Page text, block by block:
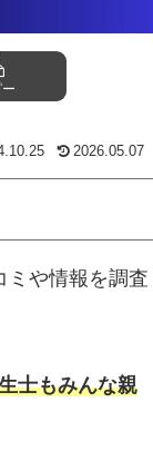
2026.05.07
ミや情報を調査
士もみんな親